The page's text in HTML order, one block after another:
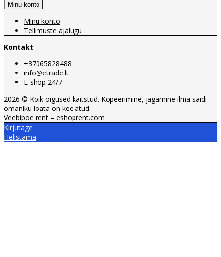
Minu konto
Minu konto
Tellimuste ajalugu
Kontakt
+37065828488
info@etrade.lt
E-shop 24/7
2026 © Kõik õigused kaitstud. Kopeerimine, jagamine ilma saidi
omaniku loata on keelatud.
Veebipoe rent – eshoprent.com
Kirjutage
Helistama